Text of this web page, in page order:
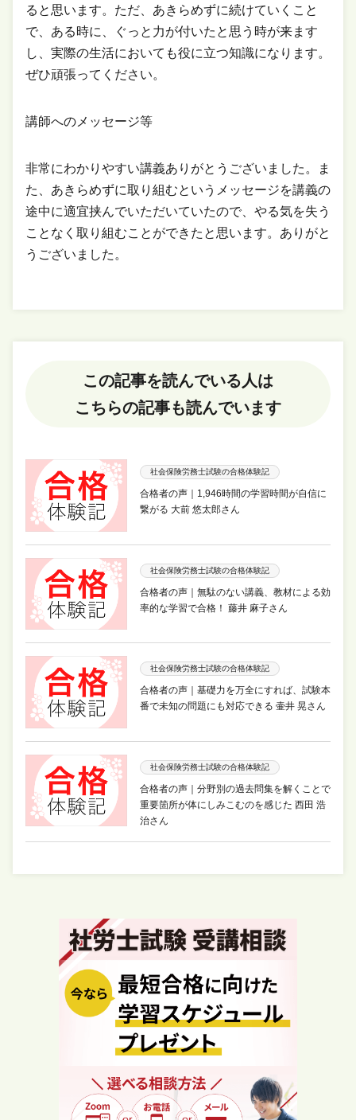
ると思います。ただ、あきらめずに続けていくこと
で、ある時に、ぐっと力が付いたと思う時が来ます
し、実際の生活においても役に立つ知識になります。
ぜひ頑張ってください。
講師へのメッセージ等
非常にわかりやすい講義ありがとうございました。ま
た、あきらめずに取り組むというメッセージを講義の
途中に適宜挟んでいただいていたので、やる気を失う
ことなく取り組むことができたと思います。ありがと
うございました。
この記事を読んでいる人は
こちらの記事も読んでいます
社会保険労務士試験の合格体験記
合格者の声｜1,946時間の学習時間が自信に
繋がる 大前 悠太郎さん
社会保険労務士試験の合格体験記
合格者の声｜無駄のない講義、教材による効
率的な学習で合格！ 藤井 麻子さん
社会保険労務士試験の合格体験記
合格者の声｜基礎力を万全にすれば、試験本
番で未知の問題にも対応できる 壷井 晃さん
社会保険労務士試験の合格体験記
合格者の声｜分野別の過去問集を解くことで
重要箇所が体にしみこむのを感じた 西田 浩
治さん